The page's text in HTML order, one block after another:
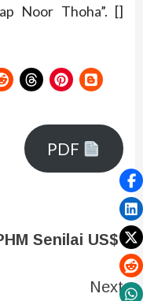
Noor Thoha”. []
PDF
Senilai US$
Next